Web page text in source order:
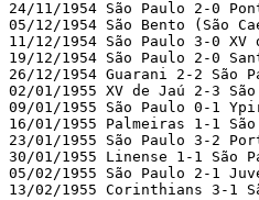
24/11/1954 São Paulo 2-0
05/12/1954 São Bento (São
11/12/1954 São Paulo 3-0
19/12/1954 São Paulo 2-0
26/12/1954 Guarani 2-2 São
02/01/1955 XV de Jaú 2-3
09/01/1955 São Paulo 0-1
16/01/1955 Palmeiras 1-1
23/01/1955 São Paulo 3-2
30/01/1955 Linense 1-1 São
05/02/1955 São Paulo 2-1
13/02/1955 Corinthians 3-1